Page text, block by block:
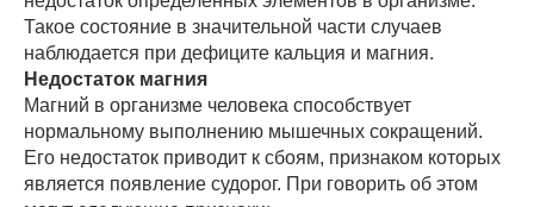
Такое состояние в значительной части случаев
наблюдается при дефиците кальция и магния.
Недостаток магния
Магний в организме человека способствует
нормальному выполнению мышечных сокращений.
Его недостаток приводит к сбоям, признаком которых
является появление судорог. При говорить об этом